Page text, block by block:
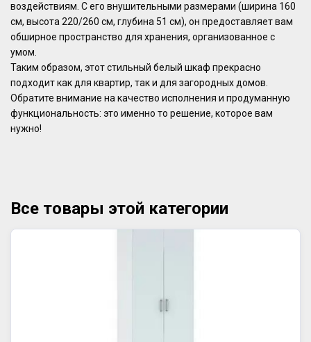
воздействиям. С его внушительными размерами (ширина 160
см, высота 220/260 см, глубина 51 см), он предоставляет вам
обширное пространство для хранения, организованное с
умом.
Таким образом, этот стильный белый шкаф прекрасно
подходит как для квартир, так и для загородных домов.
Обратите внимание на качество исполнения и продуманную
функциональность: это именно то решение, которое вам
нужно!
Все товары этой категории